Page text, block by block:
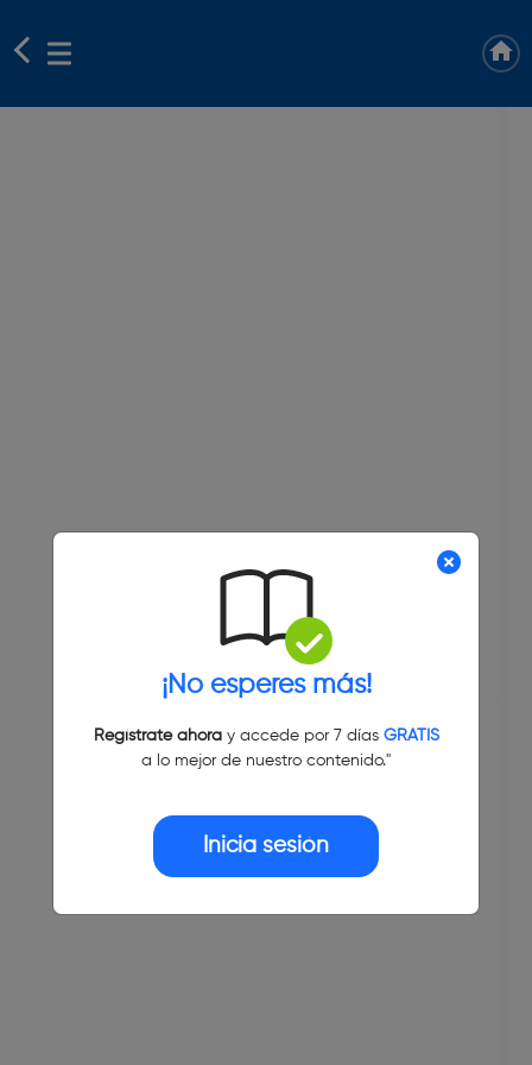
¡No esperes más!
Regístrate ahoray accede por 7 días GRATIS
a lo mejor de nuestro contenido."
Inicia sesión